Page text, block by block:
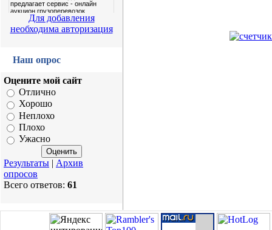
Для добавления
необходима авторизация
Наш опрос
Оцените мой сайт
Отлично
Хорошо
Неплохо
Плохо
Ужасно
Результаты | Архив
опросов
Всего ответов: 61